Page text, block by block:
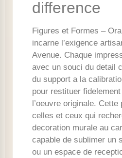
difference
Figures et Formes –
incarne l’exigence
Avenue. Chaque
avec un souci du detail
du support a la
pour restituer
l’oeuvre originale.
celles et ceux qui
decoration murale au
capable de sublimer un
ou un espace de